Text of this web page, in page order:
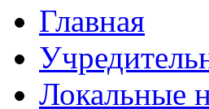
Главная
Локальные